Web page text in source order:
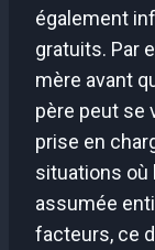
également
gratuits. Par
mère avant
père peut se
prise en
situations où
assumée
facteurs, ce